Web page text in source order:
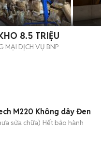
8.5 TRIỆU
MẠI DỊCH VỤ BNP
M220 Không dây Đen
sửa chữa) Hết bảo hành